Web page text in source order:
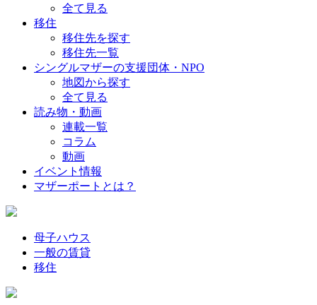
全て見る
移住
移住先を探す
移住先一覧
シングルマザーの支援団体・NPO
地図から探す
全て見る
読み物・動画
連載一覧
コラム
動画
イベント情報
マザーポートとは？
母子ハウス
一般の賃貸
移住